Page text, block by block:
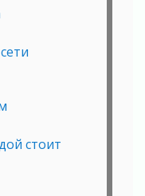
стоит